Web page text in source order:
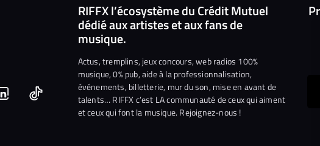
Nous Nous
RIFFX l’écosystème du Crédit Mutuel
dédié aux artistes et aux fans de
musique.
Actus, tremplins, jeux concours, web radios 100%
musique, 0% pub, aide à la professionnalisation,
événements, billetterie, mur du son, mise en avant de
talents… RIFFX c’est LA communauté de ceux qui aiment
et ceux qui font la musique. Rejoignez-nous !